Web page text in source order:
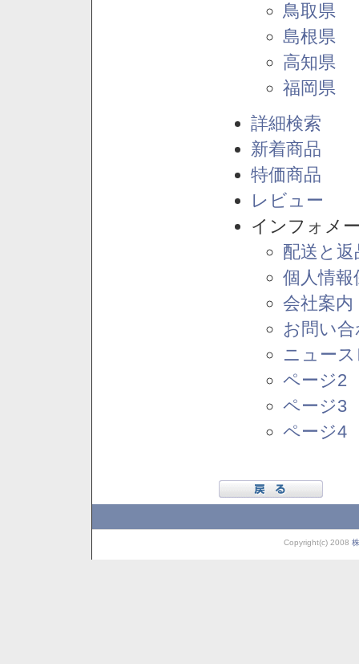
鳥取県
島根県
高知県
福岡県
詳細検索
新着商品
特価商品
レビュー
インフォメ
配送と
個人情報
会社案内
お問い
ニュー
ページ2
ページ3
ページ4
Copyright(c) 2008